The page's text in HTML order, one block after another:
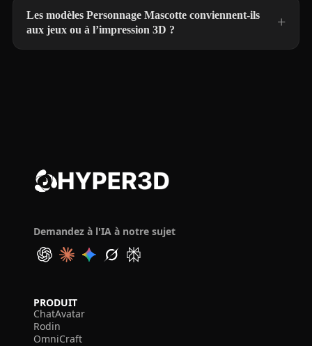
Les modèles Personnage Mascotte conviennent-ils
aux jeux ou à l’impression 3D ?
Demandez à l'IA à notre sujet
PRODUIT
ChatAvatar
Rodin
OmniCraft